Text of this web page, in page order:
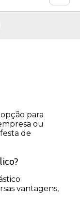
para
ou
de
vantagens,